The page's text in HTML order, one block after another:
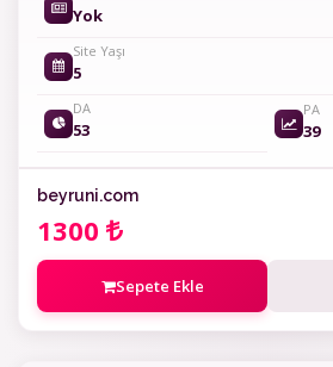
Yok
Site Yaşı
5
DA
53
PA
39
beyruni.com
1300
Sepete Ekle